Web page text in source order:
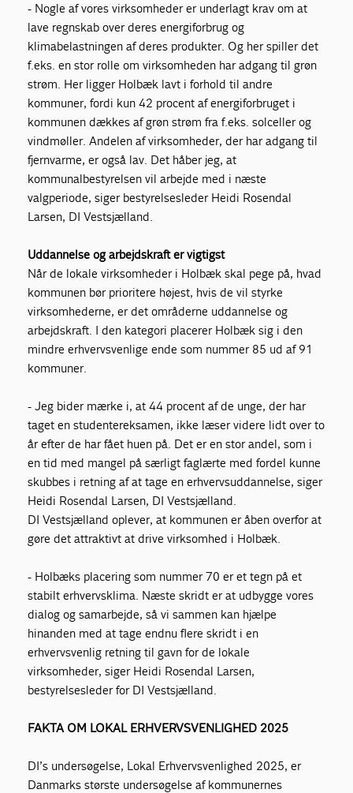
- Nogle af vores virksomheder er underlagt krav om at
lave regnskab over deres energiforbrug og
klimabelastningen af deres produkter. Og her spiller det
f.eks. en stor rolle om virksomheden har adgang til grøn
strøm. Her ligger Holbæk lavt i forhold til andre
kommuner, fordi kun 42 procent af energiforbruget i
kommunen dækkes af grøn strøm fra f.eks. solceller og
vindmøller. Andelen af virksomheder, der har adgang til
fjernvarme, er også lav. Det håber jeg, at
kommunalbestyrelsen vil arbejde med i næste
valgperiode, siger bestyrelsesleder Heidi Rosendal
Larsen, DI Vestsjælland.
Uddannelse og arbejdskraft er vigtigst
Når de lokale virksomheder i Holbæk skal pege på, hvad
kommunen bør prioritere højest, hvis de vil styrke
virksomhederne, er det områderne uddannelse og
arbejdskraft. I den kategori placerer Holbæk sig i den
mindre erhvervsvenlige ende som nummer 85 ud af 91
kommuner.
- Jeg bider mærke i, at 44 procent af de unge, der har
taget en studentereksamen, ikke læser videre lidt over to
år efter de har fået huen på. Det er en stor andel, som i
en tid med mangel på særligt faglærte med fordel kunne
skubbes i retning af at tage en erhvervsuddannelse, siger
Heidi Rosendal Larsen, DI Vestsjælland.
DI Vestsjælland oplever, at kommunen er åben overfor at
gøre det attraktivt at drive virksomhed i Holbæk.
- Holbæks placering som nummer 70 er et tegn på et
stabilt erhvervsklima. Næste skridt er at udbygge vores
dialog og samarbejde, så vi sammen kan hjælpe
hinanden med at tage endnu flere skridt i en
erhvervsvenlig retning til gavn for de lokale
virksomheder, siger Heidi Rosendal Larsen,
bestyrelsesleder for DI Vestsjælland.
FAKTA OM LOKAL ERHVERVSVENLIGHED 2025
DI’s undersøgelse, Lokal Erhvervsvenlighed 2025, er
Danmarks største undersøgelse af kommunernes